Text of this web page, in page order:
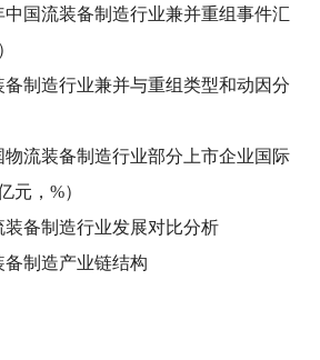
中国流装备制造行业兼并重组事件汇
备制造行业兼并与重组类型和动因分
物流装备制造行业部分上市企业国际
元，%）
装备制造行业发展对比分析
备制造产业链结构